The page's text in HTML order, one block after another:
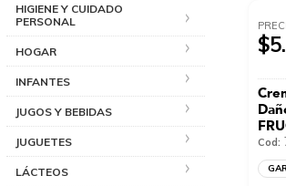
HIGIENE Y CUIDADO
PERSONAL
HOGAR
INFANTES
JUGOS Y BEBIDAS
JUGUETES
LÁCTEOS
Cod: